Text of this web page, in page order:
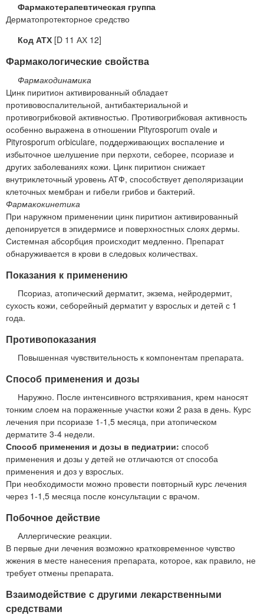
Фармакотерапевтическая группа
Дерматопротекторное средство
Код АТХ [D 11 АХ 12]
Фармакологические свойства
Фармакодинамика
Цинк пиритион активированный обладает
противовоспалительной, антибактериальной и
противогрибковой активностью. Противогрибковая активность
особенно выражена в отношении Pityrosporum ovale и
Pityrosporum orbiculare, поддерживающих воспаление и
избыточное шелушение при перхоти, себорее, псориазе и
других заболеваниях кожи. Цинк пиритион снижает
внутриклеточный уровень АТФ, способствует деполяризации
клеточных мембран и гибели грибов и бактерий.
Фармакокинетика
При наружном применении цинк пиритион активированный
депонируется в эпидермисе и поверхностных слоях дермы.
Системная абсорбция происходит медленно. Препарат
обнаруживается в крови в следовых количествах.
Показания к применению
Псориаз, атопический дерматит, экзема, нейродермит,
сухость кожи, себорейный дерматит у взрослых и детей с 1
года.
Противопоказания
Повышенная чувствительность к компонентам препарата.
Способ применения и дозы
Наружно. После интенсивного встряхивания, крем наносят
тонким слоем на пораженные участки кожи 2 раза в день. Курс
лечения при псориазе 1-1,5 месяца, при атопическом
дерматите 3-4 недели.
Способ применения и дозы в педиатрии: способ
применения и дозы у детей не отличаются от способа
применения и доз у взрослых.
При необходимости можно провести повторный курс лечения
через 1-1,5 месяца после консультации с врачом.
Побочное действие
Аллергические реакции.
В первые дни лечения возможно кратковременное чувство
жжения в месте нанесения препарата, которое, как правило, не
требует отмены препарата.
Взаимодействие с другими лекарственными
средствами